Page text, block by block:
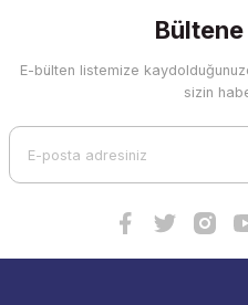
Bültene
E-bülten listemize
sizin